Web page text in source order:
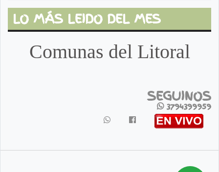
LO MÁS LEIDO DEL MES
Comunas del Litoral
SEGUINOS
3794399959